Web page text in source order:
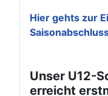
Hier gehts zur
Unser U12-
erreicht